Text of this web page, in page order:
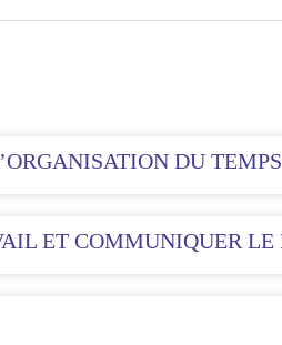
DU
ET COMMUNIQUER LE